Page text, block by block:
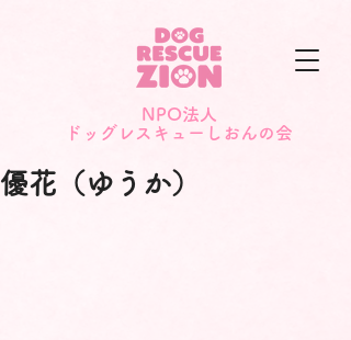
NPO法人
​ドッグレスキューしおんの会
優花（ゆうか）